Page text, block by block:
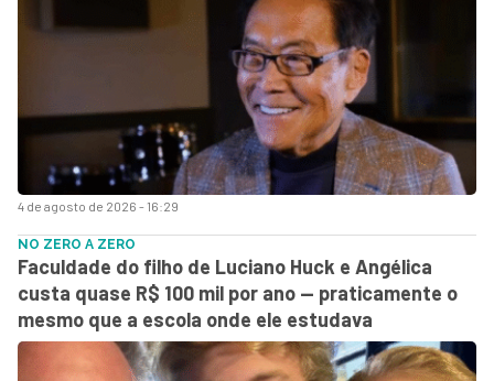
4 de agosto de 2026 - 16:29
NO ZERO A ZERO
Faculdade do filho de Luciano Huck e Angélica
custa quase R$ 100 mil por ano — praticamente o
mesmo que a escola onde ele estudava